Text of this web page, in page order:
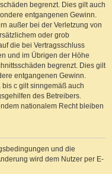
begrenzt. Dies gilt auch
entgangenen Gewinn.
außer bei der Verletzung von
oder grob
die bei Vertragsschluss
und im Übrigen der Höhe
begrenzt. Dies gilt
entgangenen Gewinn.
c gilt sinngemäß auch
des Betreibers.
nationalem Recht bleiben
und die
wird dem Nutzer per E-